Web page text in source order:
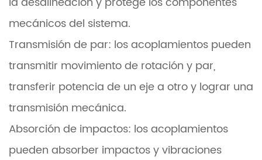
mecánicos del sistema.
Transmisión de par: los acoplamientos pueden
transmitir movimiento de rotación y par,
transferir potencia de un eje a otro y lograr una
transmisión mecánica.
Absorción de impactos: los acoplamientos
pueden absorber impactos y vibraciones